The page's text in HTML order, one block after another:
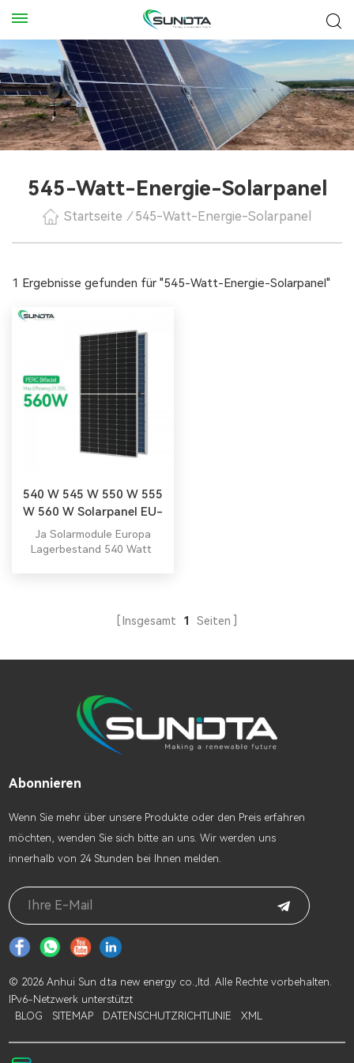
545-Watt-Energie-Solarpanel
Startseite / 545-Watt-Energie-Solarpanel
1 Ergebnisse gefunden für "545-Watt-Energie-Solarpanel"
540 W 545 W 550 W 555
W 560 W Solarpanel EU-
Lager
Ja Solarmodule Europa
Lagerbestand 540 Watt
Insgesamt 1 Seiten
Abonnieren
Wenn Sie mehr über unsere Produkte oder den Preis erfahren
möchten, wenden Sie sich bitte an uns. Wir werden uns
innerhalb von 24 Stunden bei Ihnen melden.
© 2026 Anhui Sun d.ta new energy co.,ltd. Alle Rechte vorbehalten.
IPv6-Netzwerk unterstützt
BLOG
SITEMAP DATENSCHUTZRICHTLINIE XML